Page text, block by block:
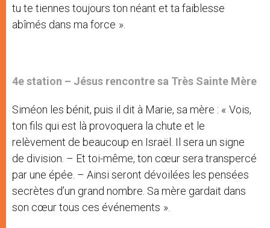
tu te tiennes toujours ton néant et ta faiblesse
abîmés dans ma force ».
4e station – Jésus rencontre sa Très Sainte Mère
Siméon les bénit, puis il dit à Marie, sa mère : « Vois,
ton fils qui est là provoquera la chute et le
relèvement de beaucoup en Israël. Il sera un signe
de division. – Et toi-même, ton cœur sera transpercé
par une épée. – Ainsi seront dévoilées les pensées
secrètes d’un grand nombre. Sa mère gardait dans
son cœur tous ces événements ».